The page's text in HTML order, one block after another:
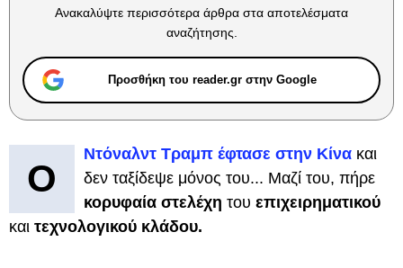
Ανακαλύψτε περισσότερα άρθρα στα αποτελέσματα
αναζήτησης.
Προσθήκη του reader.gr στην Google
Ο
Ντόναλντ Τραμπ έφτασε στην Κίνα και
δεν ταξίδεψε μόνος του... Μαζί του, πήρε
κορυφαία στελέχη του επιχειρηματικού
και τεχνολογικού κλάδου.